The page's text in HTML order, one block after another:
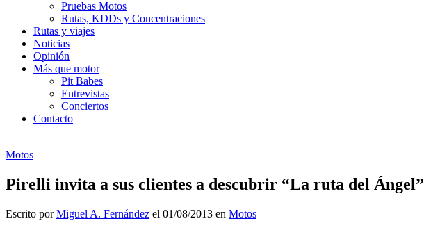
Pruebas Motos
Rutas, KDDs y Concentraciones
Rutas y viajes
Noticias
Opinión
Más que motor
Pit Babes
Entrevistas
Conciertos
Contacto
Motos
Pirelli invita a sus clientes a descubrir “La ruta del Ángel”
Escrito porMiguel A. Fernández el 01/08/2013 en Motos